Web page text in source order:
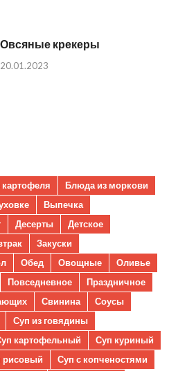
Овсяные крекеры
20.01.2023
Блюда из моркови
Выпечка
Десерты
Детское
Закуски
Обед Овощные
Оливье
Повседневное
Праздничное
Свинина
Соусы
Суп из говядины
картофельный
Суп куриный
рисовый
Суп с копченостями